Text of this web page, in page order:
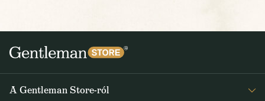
A Gentleman Store-ról